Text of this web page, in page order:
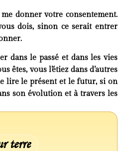
me donner votre consentement.
dois, sinon ce serait entrer
dans le passé et dans les vies
êtes, vous l’étiez dans d’autres
lire le présent et le futur, si on
son évolution et à travers les
terre